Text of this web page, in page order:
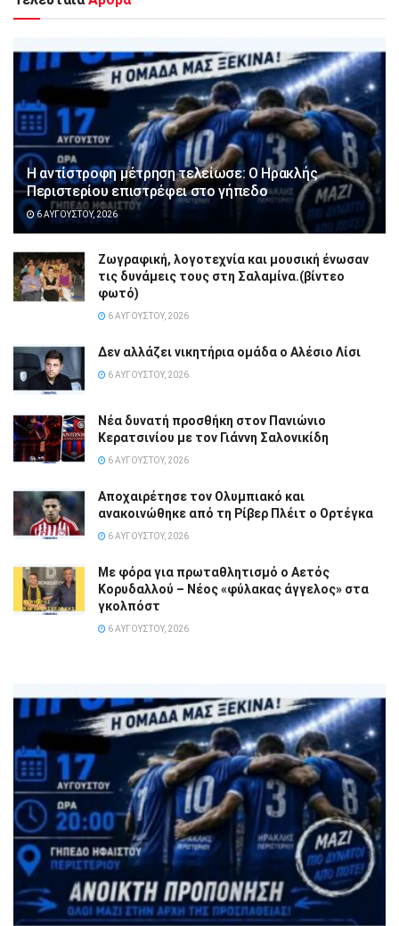
Η αντίστροφη μέτρηση τελείωσε: Ο Ηρακλής
Περιστερίου επιστρέφει στο γήπεδο
6 ΑΥΓΟΎΣΤΟΥ, 2026
Ζωγραφική, λογοτεχνία και μουσική ένωσαν
τις δυνάμεις τους στη Σαλαμίνα.(βίντεο
φωτό)
6 ΑΥΓΟΎΣΤΟΥ, 2026
Δεν αλλάζει νικητήρια ομάδα ο Αλέσιο Λίσι
6 ΑΥΓΟΎΣΤΟΥ, 2026
Νέα δυνατή προσθήκη στον Πανιώνιο
Κερατσινίου με τον Γιάννη Σαλονικίδη
6 ΑΥΓΟΎΣΤΟΥ, 2026
Αποχαιρέτησε τον Ολυμπιακό και
ανακοινώθηκε από τη Ρίβερ Πλέιτ ο Ορτέγκα
6 ΑΥΓΟΎΣΤΟΥ, 2026
Με φόρα για πρωταθλητισμό ο Αετός
Κορυδαλλού – Νέος «φύλακας άγγελος» στα
γκολπόστ
6 ΑΥΓΟΎΣΤΟΥ, 2026